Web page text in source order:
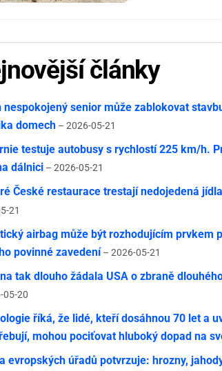
články
nespokojený senior může zablokovat
domech – 2026-05-21
testuje autobusy s rychlostí 225 km/h.
dálnici – 2026-05-21
České restaurace trestají nedojedená
21
airbag může být rozhodujícím prvkem
povinné zavedení – 2026-05-21
tak dlouho žádala USA o zbraně
05-20
říká, že lidé, kteří dosáhnou 70 let a
mohou pociťovat hluboký dopad na
evropských úřadů potvrzuje: hrozny,